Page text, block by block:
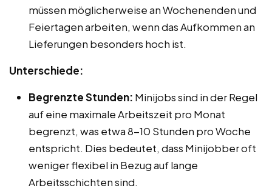
müssen möglicherweise an Wochenenden und
Feiertagen arbeiten, wenn das Aufkommen an
Lieferungen besonders hoch ist.
Unterschiede:
Begrenzte Stunden: Minijobs sind in der Regel
auf eine maximale Arbeitszeit pro Monat
begrenzt, was etwa 8-10 Stunden pro Woche
entspricht. Dies bedeutet, dass Minijobber oft
weniger flexibel in Bezug auf lange
Arbeitsschichten sind.